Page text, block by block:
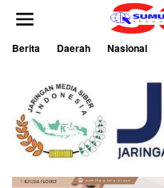
Berita Daerah Nasional